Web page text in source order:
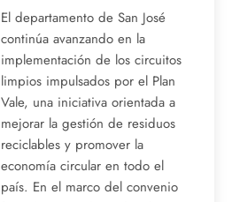
El departamento de San José
continúa avanzando en la
implementación de los circuitos
limpios impulsados por el Plan
Vale, una iniciativa orientada a
mejorar la gestión de residuos
reciclables y promover la
economía circular en todo el
país. En el marco del convenio